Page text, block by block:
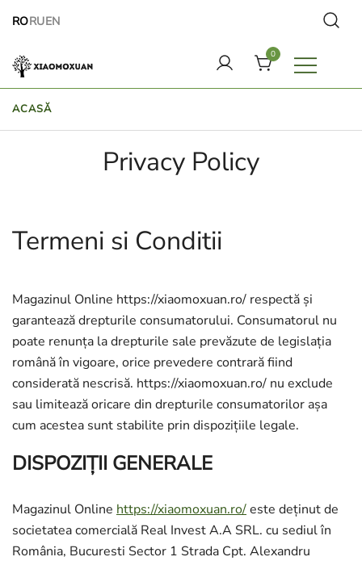
direct
conținut
RORUEN
Lumea cosmeticelor naturale Xiaomoxuan
0
ACASĂ
Privacy Policy
Termeni si Conditii
Magazinul Online https://xiaomoxuan.ro/ respectă și
garantează drepturile consumatorului. Consumatorul nu
poate renunța la drepturile sale prevăzute de legislația
română în vigoare, orice prevedere contrară fiind
considerată nescrisă. https://xiaomoxuan.ro/ nu exclude
sau limitează oricare din drepturile consumatorilor așa
cum acestea sunt stabilite prin dispozițiile legale.
DISPOZIŢII GENERALE
Magazinul Online https://xiaomoxuan.ro/este deținut de
societatea comercială Real Invest A.A SRL. cu sediul în
România, Bucuresti Sector 1 Strada Cpt. Alexandru